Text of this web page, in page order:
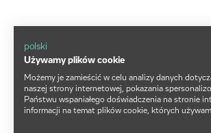
polski
Używamy plików cookie
Możemy je zamieścić w celu analizy danych
naszej strony internetowej, pokazania
Państwu wspaniałego doświadczenia na stronie
informacji na temat plików cookie, których